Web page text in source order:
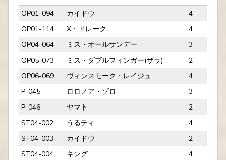
OP01-094 カイドウ
4
OP01-114
X・ドレーク
4
OP04-064
ミス・オールサンデー
3
OP05-073
ミス・ダブルフィンガー(ザラ)
2
OP06-069
ヴィンスモーク・レイジュ
4
P-045
ロロノア・ゾロ
3
P-046
ヤマト
2
ST04-002
うるティ
4
ST04-003
カイドウ
2
ST04-004
キング
4